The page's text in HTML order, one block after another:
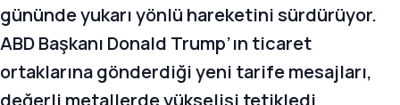
gününde yukarı yönlü hareketini sürdürüyor.
ABD Başkanı Donald Trump’ın ticaret
ortaklarına gönderdiği yeni tarife mesajları,
değerli metallerde yükselişi tetikledi.